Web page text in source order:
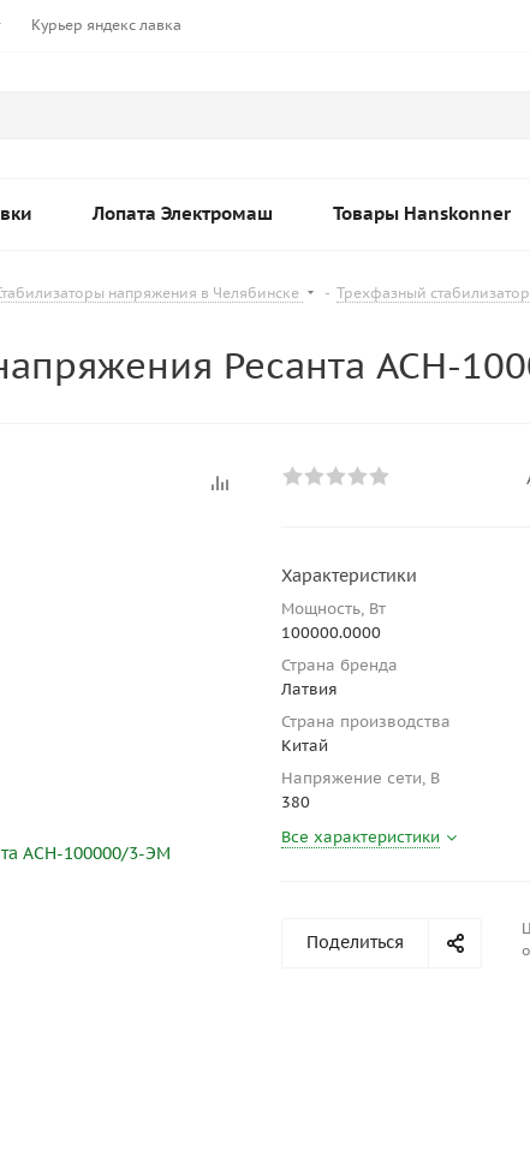
Курьер яндекс лавка
Лопата Электромаш Товары Hanskonner
напряжения в Челябинске - Трехфазный
Ресанта АСН-
Характеристики
Мощность, Вт
100000.0000
Страна бренда
Латвия
Страна производства
Китай
Напряжение сети, В
380
Все характеристики
Поделиться